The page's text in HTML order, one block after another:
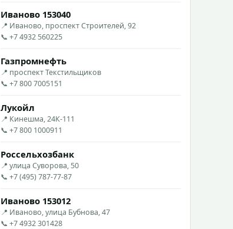
Иваново 153040
📍 Иваново, проспект Строителей, 92
📞 +7 4932 560225
Газпромнефть
📍 проспект Текстильщиков
📞 +7 800 7005151
Лукойл
📍 Кинешма, 24К-111
📞 +7 800 1000911
Россельхозбанк
📍 улица Суворова, 50
📞 +7 (495) 787-77-87
Иваново 153012
📍 Иваново, улица Бубнова, 47
📞 +7 4932 301428